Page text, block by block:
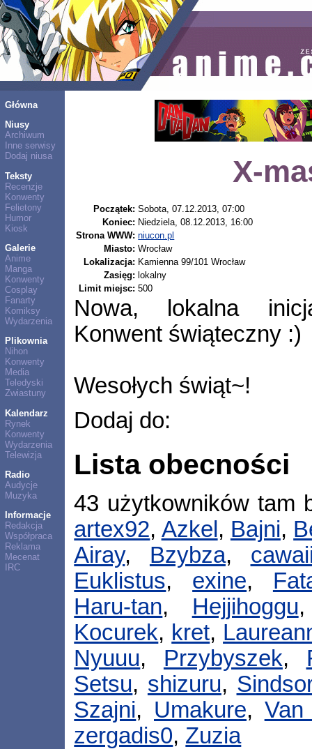
Główna
Niusy
Archiwum
Inne serwisy
Dodaj niusa
Teksty
Recenzje
Konwenty
Felietony
Humor
Kiosk
Galerie
Anime
Manga
Konwenty
Cosplay
Fanarty
Komiksy
Wydarzenia
Plikownia
Nihon
Konwenty
Media
Teledyski
Zwiastuny
Kalendarz
Rynek
Konwenty
Wydarzenia
Telewizja
Radio
Audycje
Muzyka
Informacje
Redakcja
Współpraca
Reklama
Mecenat
IRC
X-
Początek: Sobota, 07.12.2013, 07:00
Koniec: Niedziela, 08.12.2013, 16:00
Strona WWW: niucon.pl
Miasto: Wrocław
Lokalizacja: Kamienna 99/101 Wrocław
Zasięg: lokalny
Limit miejsc: 500
Nowa, lokalna
Konwent świąteczny :)
Wesołych świąt~!
Dodaj do:
Lista obecności
43 użytkowników tam
artex92, Azkel , Bajni,
Airay, Bzybza,
Euklistus, exine,
Haru-tan, Hejjihoggu
Kocurek, kret,
Nyuuu, Przybyszek,
Setsu, shizuru,
Szajni, Umakure, Van
zergadis0, Zuzia